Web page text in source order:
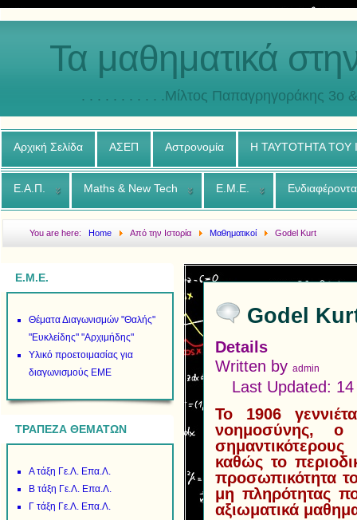
Τα μαθηματικά
. . . . . . . . . . .Μίλτος Παπαγρηγοράκης 3o
Αρχική Σελίδα ΑΣΕΠ Αστρονομία Η ΤΑΥΤΟΤΗΤΑ ΤΟΥ
Ε.Α.Π. Maths & New Tech Ε.Μ.Ε.
You are here:Home Από την Ιστορία Μαθηματικοί Godel Kurt
Ε.Μ.Ε.
Θέματα Διαγωνισμών "Θαλής"
"Ευκλείδης" "Αρχιμήδης"
Υλικό προετοιμασίας για
διαγωνισμούς ΕΜΕ
ΤΡΑΠΕΖΑ ΘΕΜΑΤΩΝ
Α τάξη Γε.Λ. Επα.Λ.
Β τάξη Γε.Λ. Επα.Λ.
Γ τάξη Γε.Λ. Επα.Λ.
Godel
Details
Written byadmin
Last Updated:
Το 1906
νοημοσύνης,
καθώς το
προσωπικότητα
μη πληρότητας
αξιωματικά